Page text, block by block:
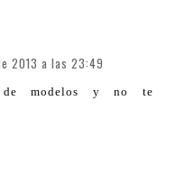
2013 a las 23:49
de modelos y no te